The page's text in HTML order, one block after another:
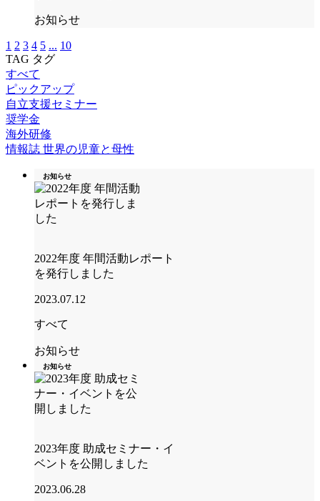
お知らせ
1 2 3 4 5 ... 10
TAG タグ
すべて
ピックアップ
自立支援セミナー
奨学金
海外研修
情報誌 世界の児童と母性
お知らせ
2022年度 年間活動レポート
を発行しました
2023.07.12
すべて
お知らせ
お知らせ
2023年度 助成セミナー・イ
ベントを公開しました
2023.06.28